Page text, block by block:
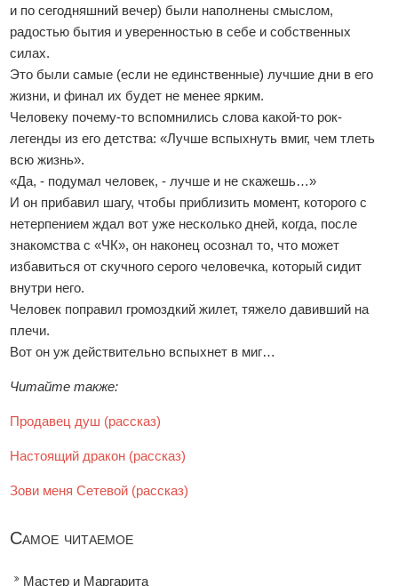
и по сегодняшний вечер) были наполнены смыслом,
радостью бытия и уверенностью в себе и собственных
силах.
Это были самые (если не единственные) лучшие дни в его
жизни, и финал их будет не менее ярким.
Человеку почему-то вспомнились слова какой-то рок-
легенды из его детства: «Лучше вспыхнуть вмиг, чем тлеть
всю жизнь».
«Да, - подумал человек, - лучше и не скажешь…»
И он прибавил шагу, чтобы приблизить момент, которого с
нетерпением ждал вот уже несколько дней, когда, после
знакомства с «ЧК», он наконец осознал то, что может
избавиться от скучного серого человечка, который сидит
внутри него.
Человек поправил громоздкий жилет, тяжело давивший на
плечи.
Вот он уж действительно вспыхнет в миг…
Читайте также:
Продавец душ (рассказ)
Настоящий дракон (рассказ)
Зови меня Сетевой (рассказ)
Самое читаемое
Мастер и Маргарита